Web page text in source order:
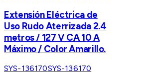
Extensión Eléctrica de
Uso Rudo Aterrizada 2.4
metros / 127 V CA 10 A
Máximo / Color Amarillo.
SYS-136170SYS-136170